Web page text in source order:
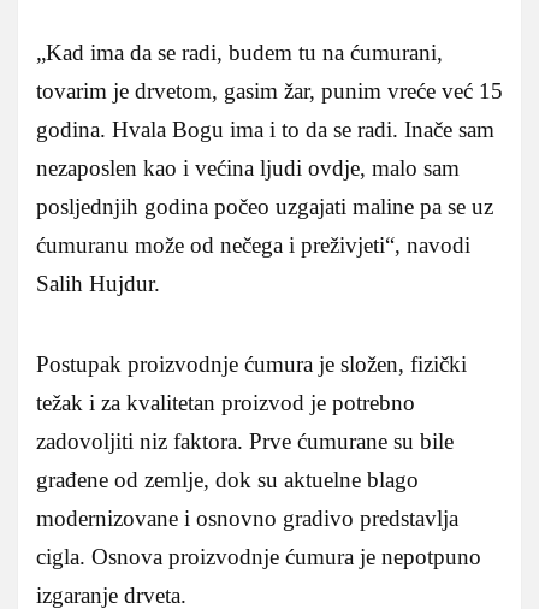
„Kad ima da se radi, budem tu na ćumurani,
tovarim je drvetom, gasim žar, punim vreće već 15
godina. Hvala Bogu ima i to da se radi. Inače sam
nezaposlen kao i većina ljudi ovdje, malo sam
posljednjih godina počeo uzgajati maline pa se uz
ćumuranu može od nečega i preživjeti“, navodi
Salih Hujdur.
Postupak proizvodnje ćumura je složen, fizički
težak i za kvalitetan proizvod je potrebno
zadovoljiti niz faktora. Prve ćumurane su bile
građene od zemlje, dok su aktuelne blago
modernizovane i osnovno gradivo predstavlja
cigla. Osnova proizvodnje ćumura je nepotpuno
izgaranje drveta.